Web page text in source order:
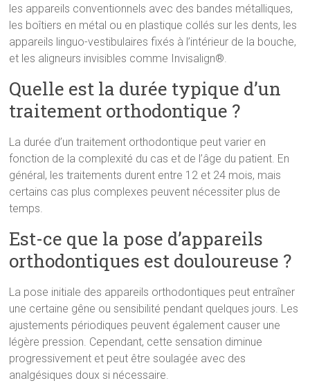
les appareils conventionnels avec des bandes métalliques,
les boîtiers en métal ou en plastique collés sur les dents, les
appareils linguo-vestibulaires fixés à l’intérieur de la bouche,
et les aligneurs invisibles comme Invisalign®.
Quelle est la durée typique d’un
traitement orthodontique ?
La durée d’un traitement orthodontique peut varier en
fonction de la complexité du cas et de l’âge du patient. En
général, les traitements durent entre 12 et 24 mois, mais
certains cas plus complexes peuvent nécessiter plus de
temps.
Est-ce que la pose d’appareils
orthodontiques est douloureuse ?
La pose initiale des appareils orthodontiques peut entraîner
une certaine gêne ou sensibilité pendant quelques jours. Les
ajustements périodiques peuvent également causer une
légère pression. Cependant, cette sensation diminue
progressivement et peut être soulagée avec des
analgésiques doux si nécessaire.